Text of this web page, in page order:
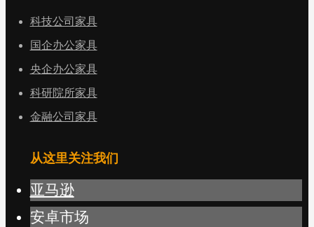
科技公司家具
国企办公家具
央企办公家具
科研院所家具
金融公司家具
从这里关注我们
亚马逊
安卓市场